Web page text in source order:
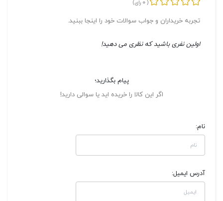
(
0 رای)
تجربه خریداران و جواب سوالات خود را اینجا ببنید.
اولین نفری باشید که نظری می دهید!
پیام بگذارید؛
اگر این کالا را خریده اید یا سوالی دارید!
نام:
آدرس ایمیل: